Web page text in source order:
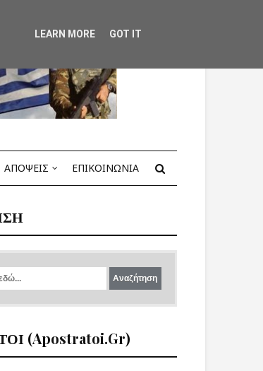
ΑΠΟΨΕΙΣ ΕΠΙΚΟΙΝΩΝΙΑ
(apostratoi.gr)
LEARN MORE GOT IT